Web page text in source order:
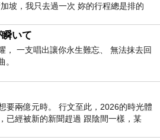
坡，我只去過一次 妳的行程總是排的
いて
， 一支唱出讓你永生難忘、 無法抹去回
。
要兩億元時。 行文至此，2026的時光體
已經被新的新聞趕過 跟陰間一樣，某